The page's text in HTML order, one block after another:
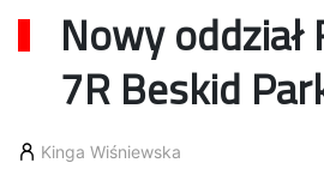
Nowy oddział
7R Beskid
Kinga Wiśniewska